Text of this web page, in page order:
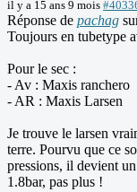
il y a 15 ans 9 mois
Réponse de pachag
Toujours en tubetype
Pour le sec :
- Av : Maxis ranchero
- AR : Maxis Larsen
Je trouve le larsen
terre. Pourvu que ce
pressions, il devient
1.8bar, pas plus !